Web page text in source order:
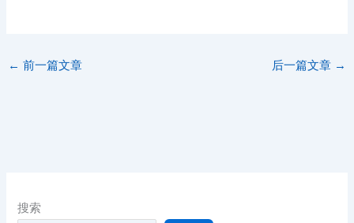
← 前一篇文章 后一篇文章 →
搜索